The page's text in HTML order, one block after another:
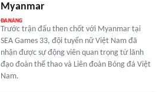
Myanmar
Trước trận đấu then chốt với Myanmar tại
SEA Games 33, đội tuyển nữ Việt Nam đã
nhận được sự động viên quan trọng từ lãnh
đạo đoàn thể thao và Liên đoàn Bóng đá Việt
Nam.